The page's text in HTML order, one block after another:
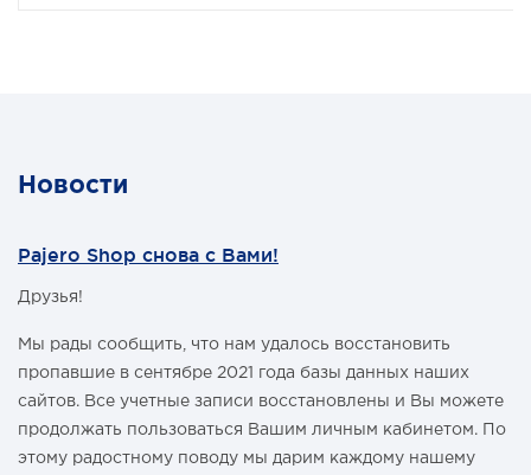
Новости
Pajero Shop снова с Вами!
Друзья!
Мы рады сообщить, что нам удалось восстановить
пропавшие в сентябре 2021 года базы данных наших
сайтов. Все учетные записи восстановлены и Вы можете
продолжать пользоваться Вашим личным кабинетом. По
этому радостному поводу мы дарим каждому нашему